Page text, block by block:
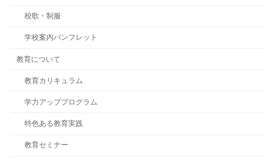
校歌・制服
学校案内パンフレット
教育について
教育カリキュラム
学力アッププログラム
特色ある教育実践
教育セミナー